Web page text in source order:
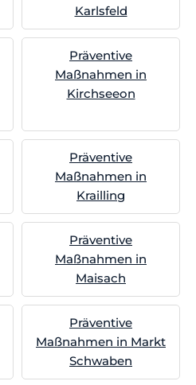
Karlsfeld
Präventive
Maßnahmen in
Kirchseeon
Präventive
Maßnahmen in
Krailling
Präventive
Maßnahmen in
Maisach
Präventive
Maßnahmen in Markt
Schwaben